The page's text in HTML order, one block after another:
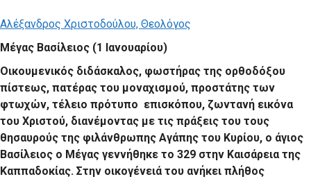
Αλέξανδρος Χριστοδούλου, Θεολόγος
Μέγας Βασίλειος (1 Ιανουαρίου)
Οικουμενικός διδάσκαλος, φωστήρας της ορθοδόξου
πίστεως, πατέρας του μοναχισμού, προστάτης των
φτωχών, τέλειο πρότυπο επισκόπου, ζωντανή εικόνα
του Χριστού, διανέμοντας με τις πράξεις του τους
θησαυρούς της φιλάνθρωπης Αγάπης του Κυρίου, ο άγιος
Βασίλειος ο Μέγας γεννήθηκε το 329 στην Καισάρεια της
Καππαδοκίας. Στην οικογένειά του ανήκει πλήθος